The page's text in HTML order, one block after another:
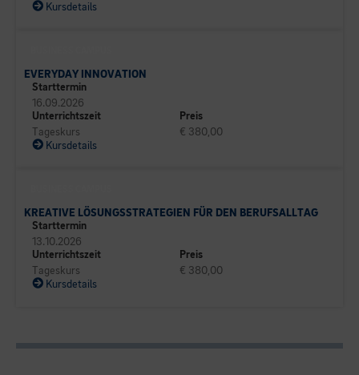
Kursdetails
EVERYDAY INNOVATION
Starttermin
16.09.2026
Unterrichtszeit
Tageskurs
Preis
€ 380,00
Kursdetails
KREATIVE LÖSUNGSSTRATEGIEN FÜR DEN BERUFSALLTAG
Starttermin
13.10.2026
Unterrichtszeit
Tageskurs
Preis
€ 380,00
Kursdetails